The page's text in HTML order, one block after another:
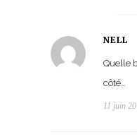
NELL
Quelle
côté…
11 juin